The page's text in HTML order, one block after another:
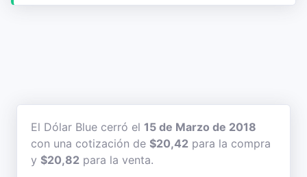
El Dólar Blue cerró el 15 de Marzo de 2018
con una cotización de $20,42 para la compra
y $20,82 para la venta.